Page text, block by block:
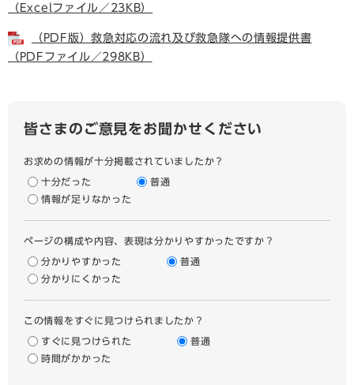
（Excelファイル／23KB）
（PDF版）救急対応の流れ及び救急隊への情報提供書
（PDFファイル／298KB）
皆さまのご意見をお聞かせください
お求めの情報が十分掲載されていましたか？
十分だった
普通
情報が足りなかった
ページの構成や内容、表現は分かりやすかったですか？
分かりやすかった
普通
分かりにくかった
この情報をすぐに見つけられましたか？
すぐに見つけられた
普通
時間がかかった